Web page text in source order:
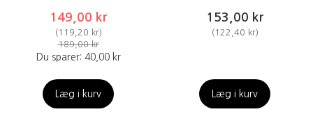
149,00 kr
(119,20 kr)
189,00 kr
Du sparer: 40,00 kr
Læg i kurv
153,00 kr
(122,40 kr)
Læg i kurv